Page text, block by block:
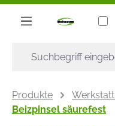
springen
Produkte
Beizpinsel säurefest